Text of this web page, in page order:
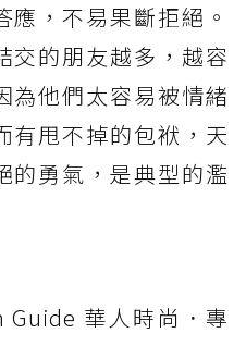
，不易果斷拒絕。
交的朋友越多，越容
為他們太容易被情緒
有甩不掉的包袱，天
的勇氣，是典型的濫
Guide 華人時尚．專